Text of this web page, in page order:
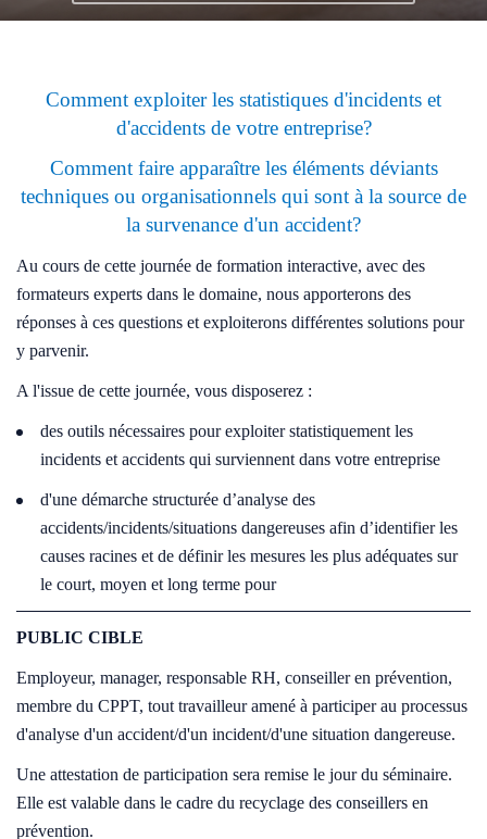
Comment exploiter les statistiques d'incidents et
d'accidents de votre entreprise?
Comment faire apparaître les éléments déviants
techniques ou organisationnels qui sont à la source de
la survenance d'un accident?
Au cours de cette journée de formation interactive, avec des
formateurs experts dans le domaine, nous apporterons des
réponses à ces questions et exploiterons différentes solutions pour
y parvenir.
A l'issue de cette journée, vous disposerez :
des outils nécessaires pour exploiter statistiquement les
incidents et accidents qui surviennent dans votre entreprise
d'une démarche structurée d’analyse des
accidents/incidents/situations dangereuses afin d’identifier les
causes racines et de définir les mesures les plus adéquates sur
le court, moyen et long terme pour
PUBLIC CIBLE
Employeur, manager, responsable RH, conseiller en prévention,
membre du CPPT, tout travailleur amené à participer au processus
d'analyse d'un accident/d'un incident/d'une situation dangereuse.
Une attestation de participation sera remise le jour du séminaire.
Elle est valable dans le cadre du recyclage des conseillers en
prévention.